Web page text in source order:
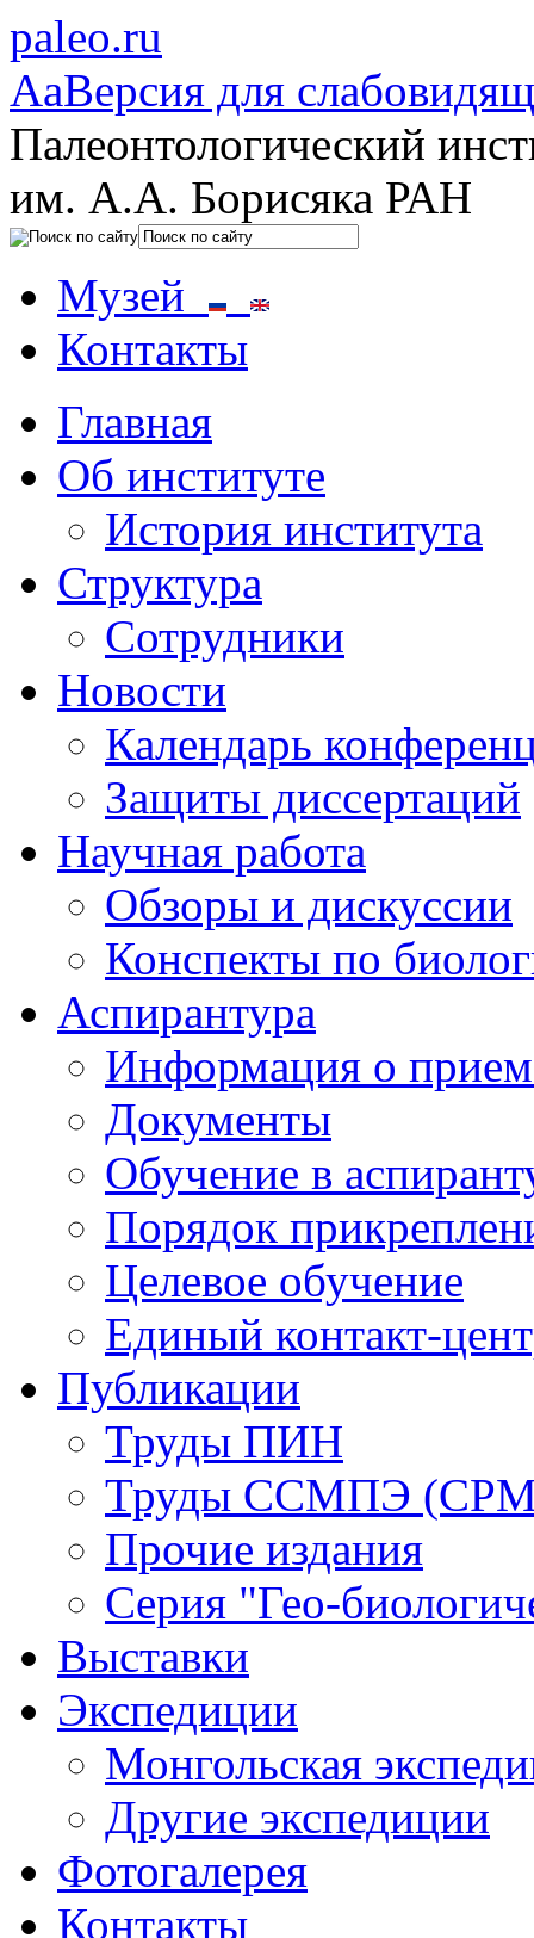
paleo.ru
AaВерсия для
Палеонтологический
им. А.А. Борисяка РАН
Музей
Контакты
Главная
Об институте
История института
Структура
Сотрудники
Новости
Календарь
Защиты диссертаций
Научная работа
Обзоры и дискуссии
Конспекты по
Аспирантура
Информация о
Документы
Обучение в
Порядок
Целевое обучение
Единый контакт-
Публикации
Труды ПИН
Труды ССМПЭ
Прочие издания
Серия "Гео-
Выставки
Экспедиции
Монгольская
Другие экспедиции
Фотогалерея
Контакты